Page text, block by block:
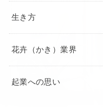
生き方
花卉（かき）業界
起業への思い